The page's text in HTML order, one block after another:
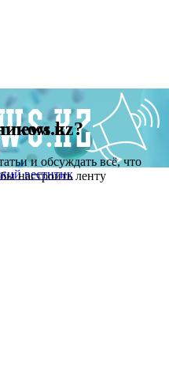
и обсуждать всё, что
настроить ленту
в